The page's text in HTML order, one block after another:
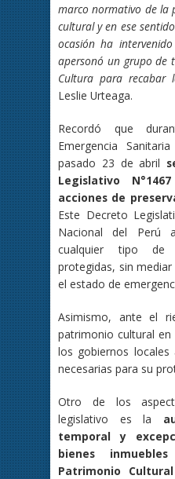
marco normativo de la
cultural y en ese
ocasión ha
apersonó un grupo de
Cultura para recabar
Leslie Urteaga.
Recordó que
Emergencia
pasado 23 de abril
Legislativo
acciones de
Este Decreto
Nacional del Perú
cualquier tipo de
protegidas, sin
el estado de
Asimismo, ante el
patrimonio cultural
los gobiernos locales
necesarias para su
Otro de los
legislativo es la
temporal y
bienes
Patrimonio Cultural